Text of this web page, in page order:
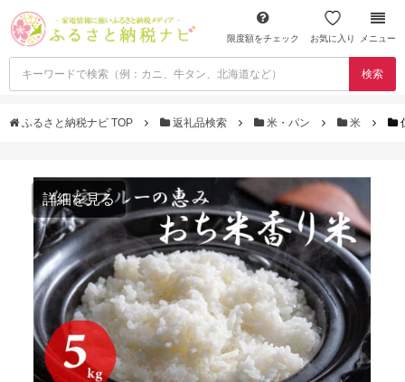
限度額をチェック お気に入り メニュー
検索
ふるさと納税ナビ TOP 返礼品検索 米・パン 米
詳細を見る